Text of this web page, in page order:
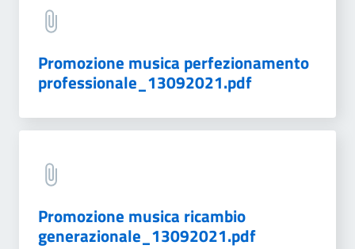
Promozione musica perfezionamento
professionale_13092021.pdf
Promozione musica ricambio
generazionale_13092021.pdf